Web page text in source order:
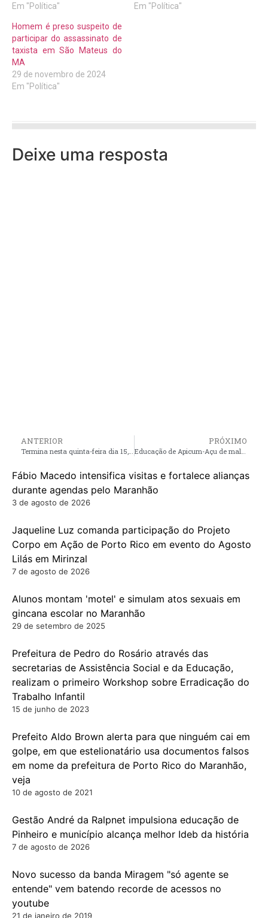
Em "Política"
Em "Política"
Homem é preso suspeito de
participar do assassinato de
taxista em São Mateus do
MA
29 de novembro de 2024
Em "Política"
Deixe uma resposta
ANTERIOR PRÓXIMO
Fábio Macedo intensifica visitas e fortalece alianças
durante agendas pelo Maranhão
3 de agosto de 2026
Jaqueline Luz comanda participação do Projeto
Corpo em Ação de Porto Rico em evento do Agosto
Lilás em Mirinzal
7 de agosto de 2026
Alunos montam 'motel' e simulam atos sexuais em
gincana escolar no Maranhão
29 de setembro de 2025
Prefeitura de Pedro do Rosário através das
secretarias de Assistência Social e da Educação,
realizam o primeiro Workshop sobre Erradicação do
Trabalho Infantil
15 de junho de 2023
Prefeito Aldo Brown alerta para que ninguém cai em
golpe, em que estelionatário usa documentos falsos
em nome da prefeitura de Porto Rico do Maranhão,
veja
10 de agosto de 2021
Gestão André da Ralpnet impulsiona educação de
Pinheiro e município alcança melhor Ideb da história
7 de agosto de 2026
Novo sucesso da banda Miragem "só agente se
entende" vem batendo recorde de acessos no
youtube
21 de janeiro de 2019